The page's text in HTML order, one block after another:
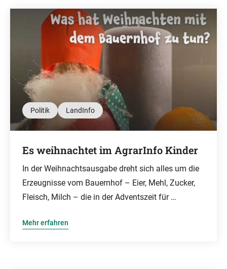
Politik LandInfo
Es weihnachtet im AgrarInfo Kinder
In der Weihnachtsausgabe dreht sich alles um die
Erzeugnisse vom Bauernhof – Eier, Mehl, Zucker,
Fleisch, Milch – die in der Adventszeit für …
Mehr erfahren